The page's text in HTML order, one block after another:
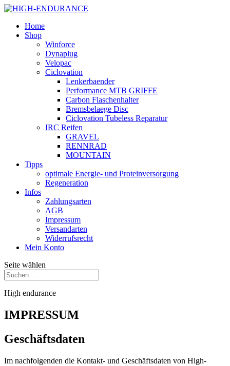
Home
Shop
Winforce
Dynaplug
Velopac
Ciclovation
Lenkerbaender
Performance MTB GRIFFE
Carbon Flaschenhalter
Bremsbelaege Disc
Ciclovation Tubeless Reparatur
IRC Reifen
GRAVEL
RENNRAD
MOUNTAIN
Tipps
optimale Energie- und Proteinversorgung
Regeneration
Infos
Zahlungsarten
AGB
Impressum
Versandarten
Widerrufsrecht
Mein Konto
Seite wählen
High endurance
IMPRESSUM
Geschäftsdaten
Im nachfolgenden die Kontakt- und Geschäftsdaten von High-